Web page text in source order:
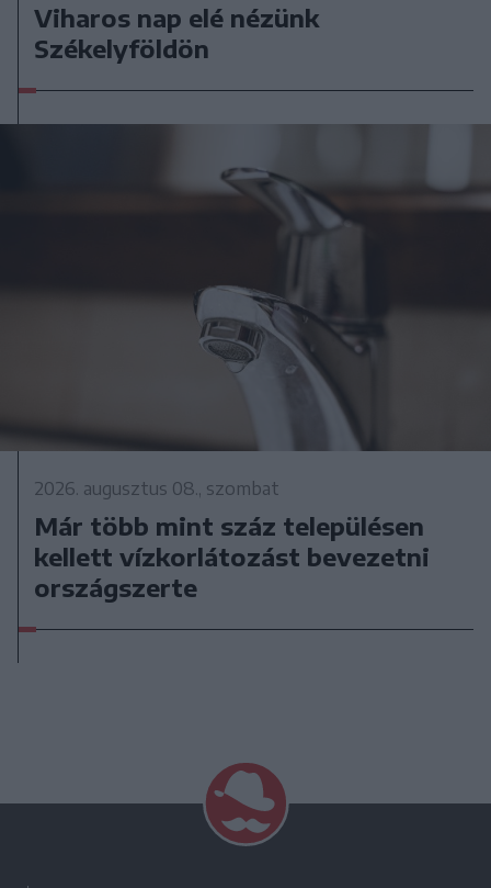
Viharos nap elé nézünk
Székelyföldön
2026. augusztus 08., szombat
Már több mint száz településen
kellett vízkorlátozást bevezetni
országszerte